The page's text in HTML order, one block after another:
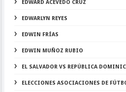
EDWARD ACEVEDO CRUZ
EDWARLYN REYES
EDWIN FRÍAS
EDWIN MUÑOZ RUBIO
EL SALVADOR VS REPÚBLICA
ELECCIONES ASOCIACIONES DE